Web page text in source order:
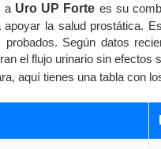
a Uro UP Forte es su
apoyar la salud prostática.
probados. Según datos
el flujo urinario sin efectos
aquí tienes una tabla con